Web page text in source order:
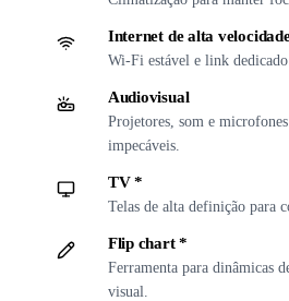
Internet de alta
Wi-Fi estável e link
Audiovisual
Projetores, som e microfones
impecáveis.
TV *
Telas de alta definição para
Flip chart *
Ferramenta para dinâmicas
visual.